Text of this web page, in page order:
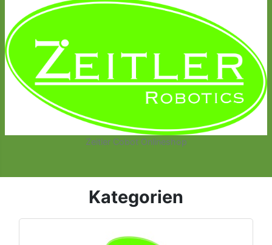
Zeitler Cobot Onlineshop
Kategorien